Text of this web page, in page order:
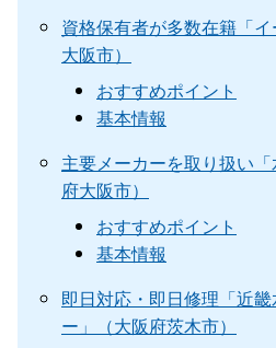
資格保有者が多数在籍「
大阪市）
おすすめポイント
基本情報
主要メーカーを取り扱い
府大阪市）
おすすめポイント
基本情報
即日対応・即日修理「近
ー」（大阪府茨木市）